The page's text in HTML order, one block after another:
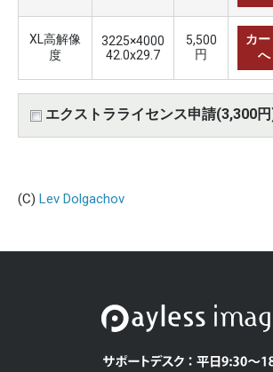
XL高解像
度
3225×4000
42.0x29.7
5,500
円
カー
へ
エクストラライセンス申請(3,300
(C) Lev Dolgachov